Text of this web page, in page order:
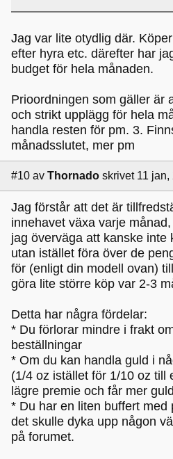
Jag var lite otydlig där.
efter hyra etc. därefter har
budget för hela månaden.
Prioordningen som gäller är
och strikt upplägg för hela
handla resten för pm. 3.
månadsslutet, mer pm
#10 av Thornado skrivet 11 jan,
Jag förstår att det är
innehavet växa varje
jag överväga att kanske inte
utan istället föra över de
för (enligt din modell ovan)
göra lite större köp var 2-3
Detta har några fördelar:
* Du förlorar mindre i frakt
beställningar
* Om du kan handla guld i
(1/4 oz istället för 1/10 oz till
lägre premie och får mer
* Du har en liten buffert med
det skulle dyka upp någon
på forumet.